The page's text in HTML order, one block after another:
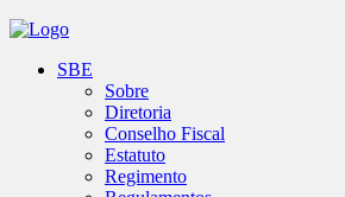
SBE
Sobre
Diretoria
Conselho Fiscal
Estatuto
Regimento